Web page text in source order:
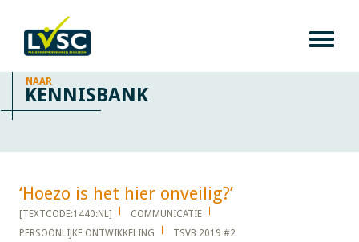
NAAR
KENNISBANK
‘Hoezo is het hier onveilig?’​​​​​​
[TEXTCODE:1440:NL]
COMMUNICATIE
PERSOONLIJKE ONTWIKKELING
TSVB 2019 #2